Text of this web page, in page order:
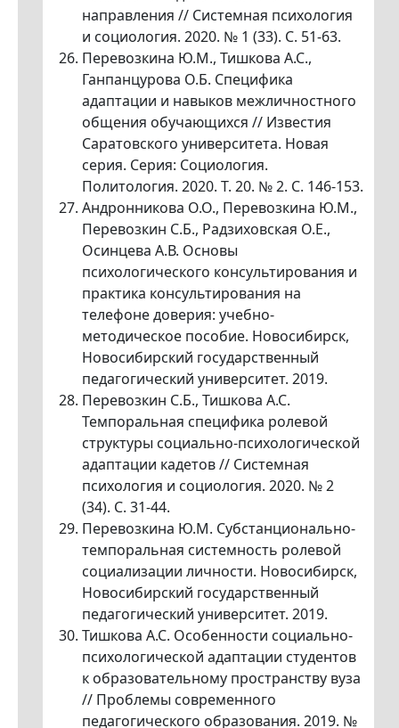
направления // Системная психология
и социология. 2020. № 1 (33). С. 51-63.
Перевозкина Ю.М., Тишкова А.С.,
Ганпанцурова О.Б. Специфика
адаптации и навыков межличностного
общения обучающихся // Известия
Саратовского университета. Новая
серия. Серия: Социология.
Политология. 2020. Т. 20. № 2. С. 146-153.
Андронникова О.О., Перевозкина Ю.М.,
Перевозкин С.Б., Радзиховская О.Е.,
Осинцева А.В. Основы
психологического консультирования и
практика консультирования на
телефоне доверия: учебно-
методическое пособие. Новосибирск,
Новосибирский государственный
педагогический университет. 2019.
Перевозкин С.Б., Тишкова А.С.
Темпоральная специфика ролевой
структуры социально-психологической
адаптации кадетов // Системная
психология и социология. 2020. № 2
(34). С. 31-44.
Перевозкина Ю.М. Субстанционально-
темпоральная системность ролевой
социализации личности. Новосибирск,
Новосибирский государственный
педагогический университет. 2019.
Тишкова А.С. Особенности социально-
психологической адаптации студентов
к образовательному пространству вуза
// Проблемы современного
педагогического образования. 2019. №